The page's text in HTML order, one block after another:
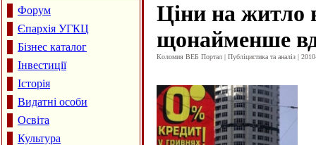
Форум
Єпархія УГКЦ
Бізнес каталог
Інвестиції
Історія
Видатні особи
Освіта
Культура
Ціни на житло
щонайменше
Коломия ВЕБ Портал | Публіцистика та аналіз |